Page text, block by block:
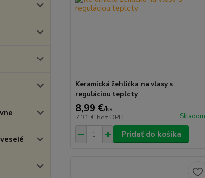
Keramická žehlička na vlasy s
reguláciou teploty
8,99 €/ks
7,31 € bez DPH Skladom
Pridať do košíka